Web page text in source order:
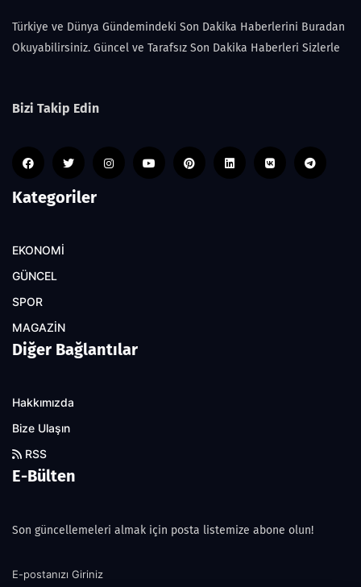
Türkiye ve Dünya Gündemindeki Son Dakika Haberlerini Buradan
Okuyabilirsiniz. Güncel ve Tarafsız Son Dakika Haberleri Sizlerle
Bizi Takip Edin
Kategoriler
EKONOMİ
GÜNCEL
SPOR
MAGAZİN
Diğer Bağlantılar
Hakkımızda
Bize Ulaşın
RSS
E-Bülten
Son güncellemeleri almak için posta listemize abone olun!